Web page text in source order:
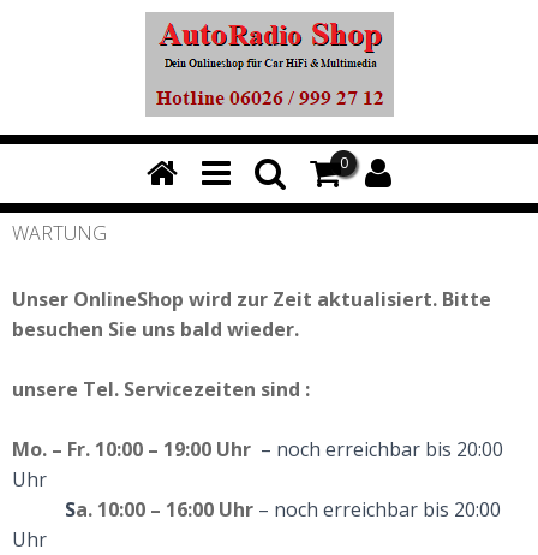
0
WARTUNG
Unser OnlineShop wird zur Zeit aktualisiert. Bitte
besuchen Sie uns bald wieder.
unsere Tel. Servicezeiten sind :
Mo. – Fr. 10:00 – 19:00 Uhr – noch erreichbar bis 20:00
Uhr
Sa. 10:00 – 16:00 Uhr – noch erreichbar bis 20:00
Uhr